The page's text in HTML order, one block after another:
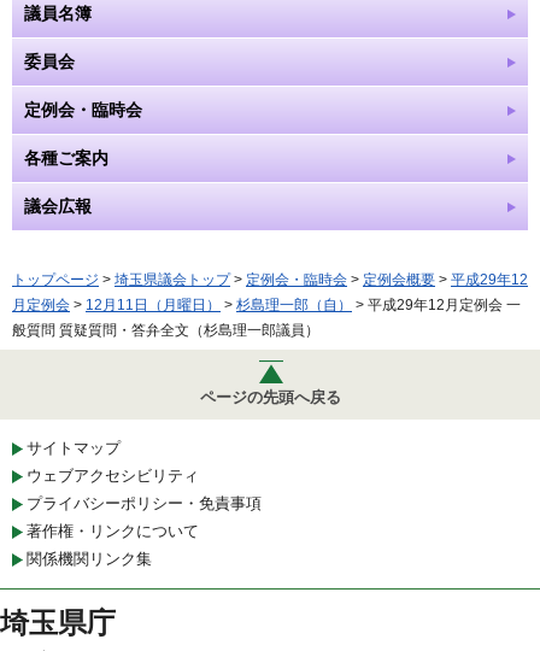
議員名簿
委員会
定例会・臨時会
各種ご案内
議会広報
トップページ > 埼玉県議会トップ> 定例会・臨時会 > 定例会概要 > 平成29年12
月定例会 > 12月11日（月曜日） > 杉島理一郎（自）
> 平成29年12月定例会 一
般質問 質疑質問・答弁全文（杉島理一郎議員）
ページの先頭へ戻る
サイトマップ
ウェブアクセシビリティ
プライバシーポリシー・免責事項
著作権・リンクについて
関係機関リンク集
埼玉県庁